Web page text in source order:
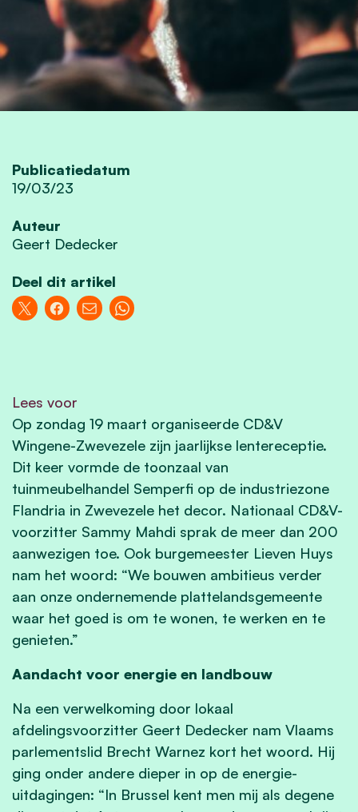
Publicatiedatum
19/03/23
Auteur
Geert Dedecker
Deel dit artikel
Lees voor
Op zondag 19 maart organiseerde CD&V
Wingene-Zwevezele zijn jaarlijkse lentereceptie.
Dit keer vormde de toonzaal van
tuinmeubelhandel Semperfi op de industriezone
Flandria in Zwevezele het decor. Nationaal CD&V-
voorzitter Sammy Mahdi sprak de meer dan 200
aanwezigen toe. Ook burgemeester Lieven Huys
nam het woord: “We bouwen ambitieus verder
aan onze ondernemende plattelandsgemeente
waar het goed is om te wonen, te werken en te
genieten.”
Aandacht voor energie en landbouw
Na een verwelkoming door lokaal
afdelingsvoorzitter Geert Dedecker nam Vlaams
parlementslid Brecht Warnez kort het woord. Hij
ging onder andere dieper in op de energie-
uitdagingen: “In Brussel kent men mij als degene